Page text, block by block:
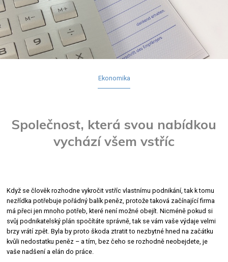
Ekonomika
Společnost, která svou nabídkou
vychází všem vstříc
Když se člověk rozhodne vykročit vstříc vlastnímu podnikání, tak k tomu
nezřídka potřebuje pořádný balík peněz, protože taková začínající firma
má přeci jen mnoho potřeb, které není možné obejít. Nicméně pokud si
svůj podnikatelský plán spočítáte správně, tak se vám vaše výdaje velmi
brzy vrátí zpět. Byla by proto škoda ztratit to nezbytné hned na začátku
kvůli nedostatku peněz – a tím, bez čeho se rozhodně neobejdete, je
vaše nadšení a elán do práce.